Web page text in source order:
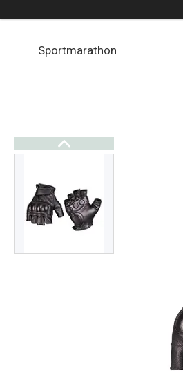
Sportmarathon